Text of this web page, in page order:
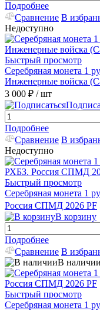
Подробнее
Сравнение В
Недоступно
Быстрый просмотр
Серебряная монета 1
Инженерные войска
3 000 ₽ / шт
Подробнее
Сравнение В
Недоступно
Быстрый просмотр
Серебряная монета 1
Россия СПМД 2026 PF
В корзину
Подробнее
Сравнение В
В наличии
Быстрый просмотр
Серебряная монета 1